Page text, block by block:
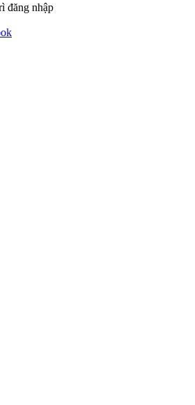
đăng nhập